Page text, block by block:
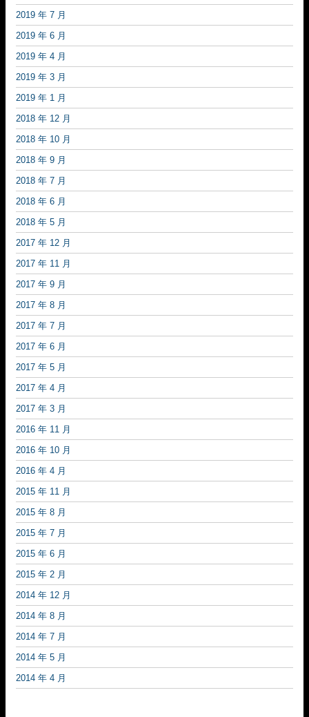
2019 年 7 月
2019 年 6 月
2019 年 4 月
2019 年 3 月
2019 年 1 月
2018 年 12 月
2018 年 10 月
2018 年 9 月
2018 年 7 月
2018 年 6 月
2018 年 5 月
2017 年 12 月
2017 年 11 月
2017 年 9 月
2017 年 8 月
2017 年 7 月
2017 年 6 月
2017 年 5 月
2017 年 4 月
2017 年 3 月
2016 年 11 月
2016 年 10 月
2016 年 4 月
2015 年 11 月
2015 年 8 月
2015 年 7 月
2015 年 6 月
2015 年 2 月
2014 年 12 月
2014 年 8 月
2014 年 7 月
2014 年 5 月
2014 年 4 月